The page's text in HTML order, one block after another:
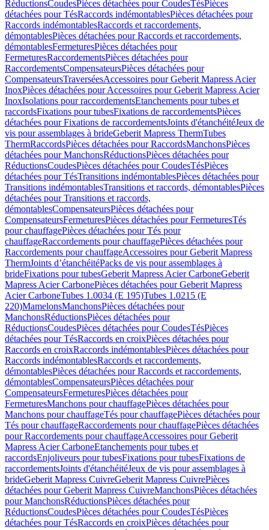
RéductionsCoudesPièces détachées pour CoudesTésPièces
détachées pour TésRaccords indémontablesPièces détachées pour
Raccords indémontablesRaccords et raccordements,
démontablesPièces détachées pour Raccords et raccordements,
démontablesFermeturesPièces détachées pour
FermeturesRaccordementsPièces détachées pour
RaccordementsCompensateursPièces détachées pour
CompensateursTraverséesAccessoires pour Geberit Mapress Acier
InoxPièces détachées pour Accessoires pour Geberit Mapress Acier
InoxIsolations pour raccordementsEtanchements pour tubes et
raccordsFixations pour tubesFixations de raccordementsPièces
détachées pour Fixations de raccordementsJoints d'étanchéitéJeux de
vis pour assemblages à brideGeberit Mapress ThermTubes
ThermRaccordsPièces détachées pour RaccordsManchonsPièces
détachées pour ManchonsRéductionsPièces détachées pour
RéductionsCoudesPièces détachées pour CoudesTésPièces
détachées pour TésTransitions indémontablesPièces détachées pour
Transitions indémontablesTransitions et raccords, démontablesPièces
détachées pour Transitions et raccords,
démontablesCompensateursPièces détachées pour
CompensateursFermeturesPièces détachées pour FermeturesTés
pour chauffagePièces détachées pour Tés pour
chauffageRaccordements pour chauffagePièces détachées pour
Raccordements pour chauffageAccessoires pour Geberit Mapress
ThermJoints d’étanchéitéPacks de vis pour assemblages à
brideFixations pour tubesGeberit Mapress Acier CarboneGeberit
Mapress Acier CarbonePièces détachées pour Geberit Mapress
Acier CarboneTubes 1.0034 (E 195)Tubes 1.0215 (E
220)MamelonsManchonsPièces détachées pour
ManchonsRéductionsPièces détachées pour
RéductionsCoudesPièces détachées pour CoudesTésPièces
détachées pour TésRaccords en croixPièces détachées pour
Raccords en croixRaccords indémontablesPièces détachées pour
Raccords indémontablesRaccords et raccordements,
démontablesPièces détachées pour Raccords et raccordements,
démontablesCompensateursPièces détachées pour
CompensateursFermeturesPièces détachées pour
FermeturesManchons pour chauffagePièces détachées pour
Manchons pour chauffageTés pour chauffagePièces détachées pour
Tés pour chauffageRaccordements pour chauffagePièces détachées
pour Raccordements pour chauffageAccessoires pour Geberit
Mapress Acier CarboneEtanchements pour tubes et
raccordsEnjoliveurs pour tubesFixations pour tubesFixations de
raccordementsJoints d'étanchéitéJeux de vis pour assemblages à
brideGeberit Mapress CuivreGeberit Mapress CuivrePièces
détachées pour Geberit Mapress CuivreManchonsPièces détachées
pour ManchonsRéductionsPièces détachées pour
RéductionsCoudesPièces détachées pour CoudesTésPièces
détachées pour TésRaccords en croixPièces détachées pour